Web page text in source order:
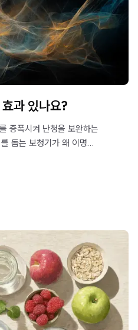
과 있나요?
증폭시켜 난청을 보완하는
돕는 보청기가 왜 이명